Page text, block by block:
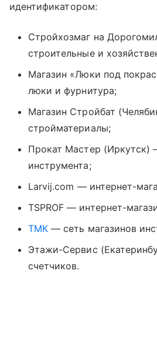
идентификатором:
Стройхозмаг на
строительные и
Магазин «Люки под
люки и фурнитура;
Магазин Стройбат
стройматериалы;
Прокат Мастер (Иркутск)
инструмента;
Larvij.com — интернет-
TSPROF — интернет-
ТМК — сеть магазинов
Этажи-Сервис
счетчиков.